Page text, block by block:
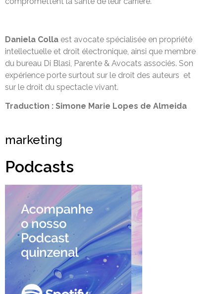
Daniela Colla est avocate spécialisée en propriété
intellectuelle et droit électronique, ainsi que membre
du bureau Di Blasi, Parente & Avocats associés. Son
expérience porte surtout sur le droit des auteurs et
sur le droit du spectacle vivant.
Traduction : Simone Marie Lopes de Almeida
marketing
Podcasts